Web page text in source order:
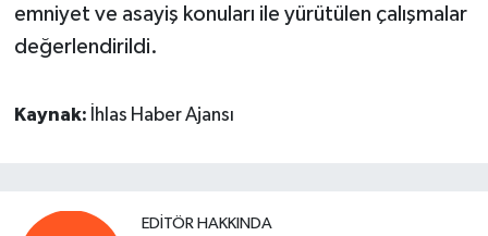
emniyet ve asayiş konuları ile yürütülen çalışmalar
değerlendirildi.
Kaynak: İhlas Haber Ajansı
EDITÖR HAKKINDA